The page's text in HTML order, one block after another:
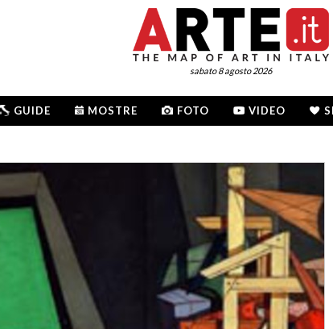
sabato 8 agosto 2026
GUIDE MOSTRE FOTO VIDEO